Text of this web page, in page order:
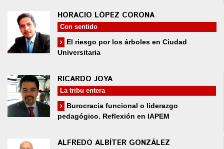
HORACIO LÓPEZ CORONA
Con sentido
El riesgo por los árboles en Ciudad
Universitaria
RICARDO JOYA
La tribu entera
Burocracia funcional o liderazgo
pedagógico. Reflexión en IAPEM
ALFREDO ALBÍTER GONZÁLEZ